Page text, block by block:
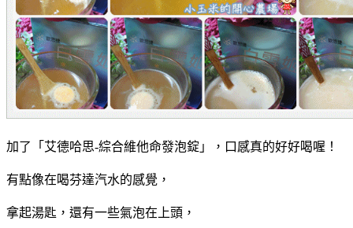
加了 「 艾德哈思-綜合維他命發泡錠」，口感真的好好喝喔！
有點像在喝芬達汽水的感覺，
拿起湯匙，還有一些氣泡在上頭，